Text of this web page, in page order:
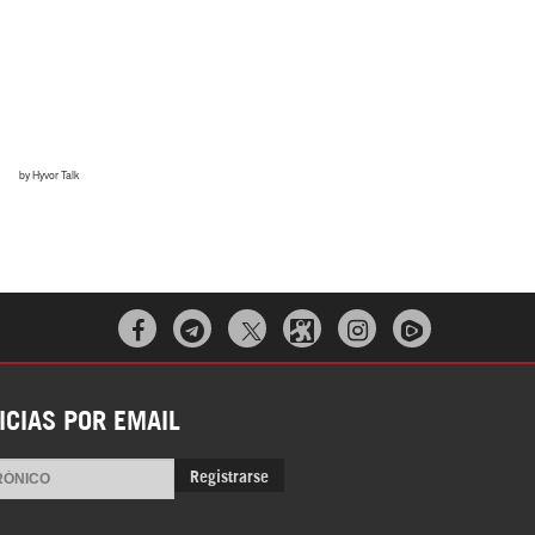
  
POR EMAIL
Registrarse